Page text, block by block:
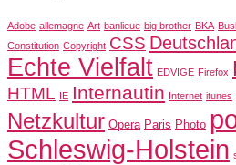
Adobe allemagne Art banlieue big brother BKA
Constitution Copyright CSS
Echte Vielfalt EDVIGE Firefox
HTML IE Internautin Internet itunes
Netzkultur Opera Paris Photo
Schleswig-Holstein